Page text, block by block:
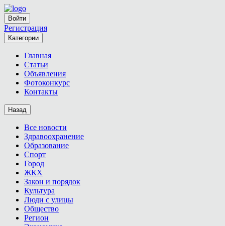
Войти
Регистрация
Категории
Главная
Статьи
Объявления
Фотоконкурс
Контакты
Назад
Все новости
Здравоохранение
Образование
Спорт
Город
ЖКХ
Закон и порядок
Культура
Люди с улицы
Общество
Регион